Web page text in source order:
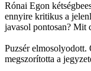
Rónai Egon
ennyire kritikus a
javasol pontosan? Mit
Puzsér
megszorította a